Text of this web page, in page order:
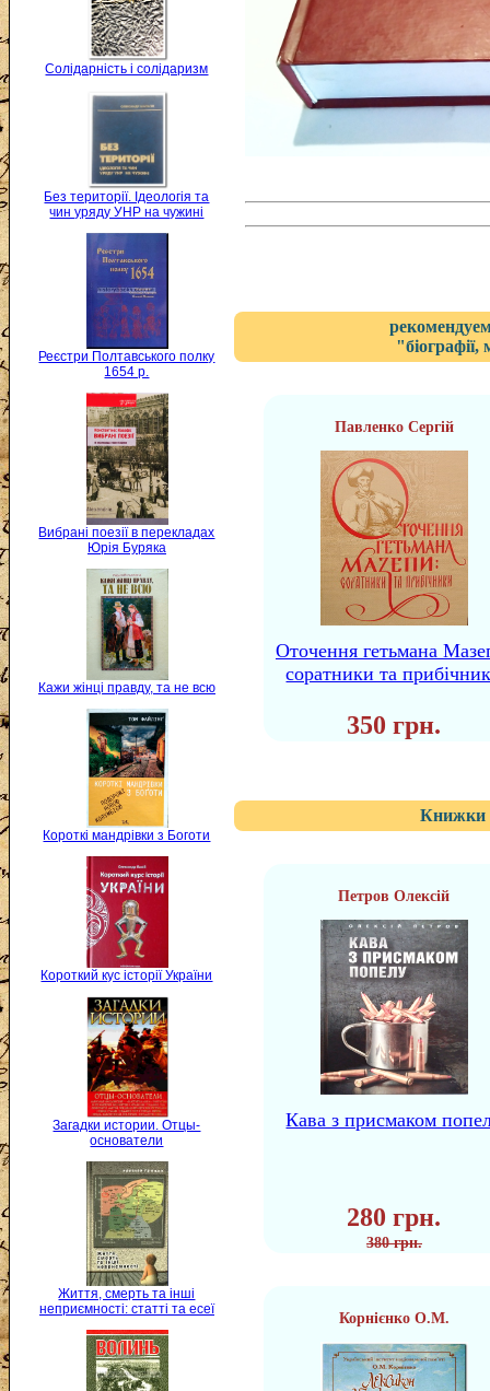
Солідарність і солідаризм
Без території. Ідеологія та
чин уряду УНР на чужині
Реєстри Полтавського полку
1654 р.
Вибрані поезії в перекладах
Юрія Буряка
Кажи жінці правду, та не всю
Короткі мандрівки з Боготи
Короткий кус історії України
Загадки истории. Отцы-
основатели
Життя, смерть та інші
неприємності: статті та есеї
Павленко Сергій
Оточення гетьмана
соратники та
350 грн.
Книжки
Петров Олексій
Кава з присмаком
280 грн.
380 грн.
Корнієнко О.М.